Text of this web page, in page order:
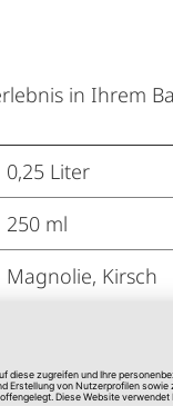
in Ihrem
0,25 Liter
250 ml
Magnolie, Kirsch